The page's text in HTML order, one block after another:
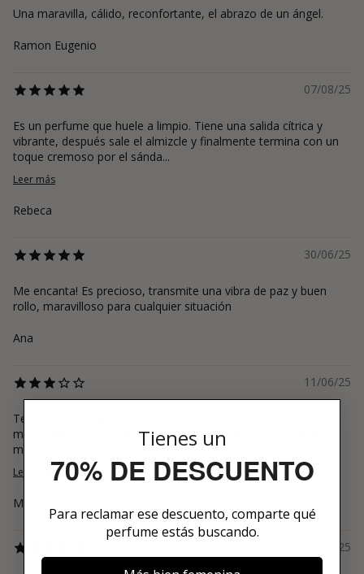
Una maravilla, cálido, reconfortante, el abrazo de un ángel.
Ramon Eugenio
07/08/25
Es un perfume que huele a limpio. Tiene una salida cítrica y
vibrante, después sale el almizcle y finalmente termina con un
toque cremoso por el sánda...
Leer más
Rebeca
30/06/25
Me encanta! Es precioso, transmite una vibra de paz y buen
rollo, maravilloso para cualquier situación
Ana
11/06/25
Tenía muchas expectativas en este perfume pero no es para
mí. No me gusta su aroma. No obstante reconozco que esta
muy bien hecho y en mi piel dura y ...
Leer más
Maria
19/05/25
Tienes un
70% DE DESCUENTO
Para reclamar ese descuento, comparte qué
perfume estás buscando.